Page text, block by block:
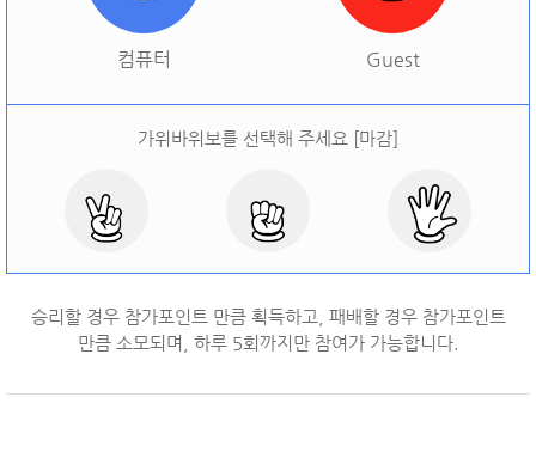
컴퓨터 Guest
가위바위보를 선택해 주세요 [마감]
승리할 경우 참가포인트 만큼 획득하고, 패배할 경우 참가포인트
만큼 소모되며, 하루 5회까지만 참여가 가능합니다.